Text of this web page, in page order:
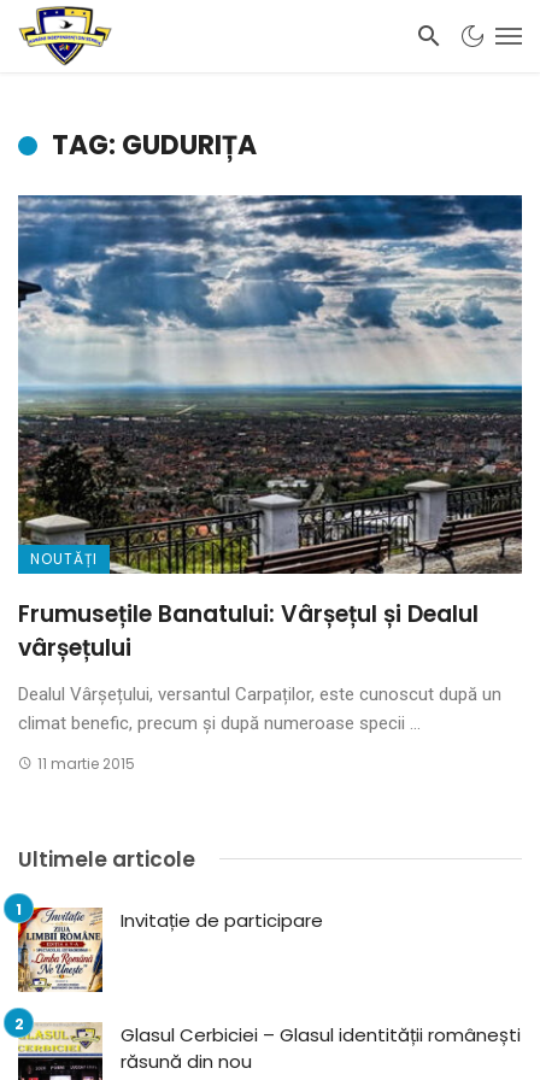
TAG: GUDURIȚA
NOUTĂȚI
Frumusețile Banatului: Vârșețul și Dealul
vârșețului
Dealul Vârșețului, versantul Carpaților, este cunoscut după un
climat benefic, precum și după numeroase specii ...
11 martie 2015
Ultimele articole
Invitație de participare
Glasul Cerbiciei – Glasul identității românești
răsună din nou